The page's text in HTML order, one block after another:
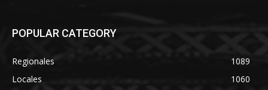
POPULAR CATEGORY
Regionales
1089
Locales
1060